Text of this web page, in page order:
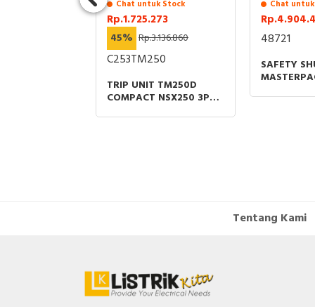
Chat untuk Stock
Rp.1.725.273
45% Rp.3.136.860
C253TM250
TRIP UNIT TM250D
COMPACT NSX250 3P
Chat
48721
SAFETY
Tentang Kami